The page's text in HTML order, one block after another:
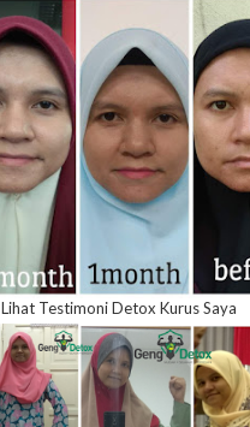
Lihat Testimoni Detox Kurus Saya